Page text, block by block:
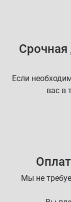
Срочная
Если
вас в
Мы не